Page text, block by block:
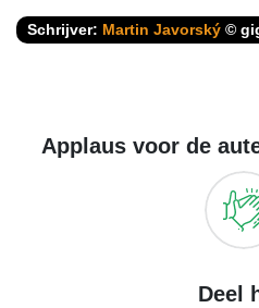
Schrijver: Martin Javorský ©
Applaus voor de
Deel